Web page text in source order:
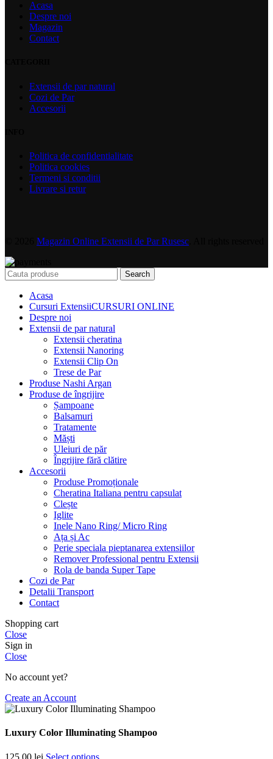
Acasa
Despre noi
Magazin
Contact
Extensii de par natural
Cozi de Par
Accesorii
Politica de confidentialitate
Politica cookies
Termeni si conditii
Livrare si retur
Magazin Online Extensii de Par Rusesc
Search
Acasa
Cursuri ExtensiiCURSURI ONLINE
Despre noi
Extensii de par natural
Extensii cheratina
Extensii Nanoring
Extensii Clip On
Trese de Par
Produse Nashi Argan
Produse de îngrijire
Șampoane
Balsamuri
Tratamente
Măști
Uleiuri de păr
Îngrijire fără clătire
Accesorii
Produse Promoționale
Cheratina Italiana pentru capsulat
Clește
Iglite
Inele Nano Ring/ Micro Ring
Ața și Ac
Perie speciala pieptanarea extensiilor
Remover Professional pentru Extensii
Rola de banda Super Tape
Cozi de Par
Detalii Transport
Contact
Shopping cart
Close
Sign in
Close
No account yet?
Create an Account
Luxury Color Illuminating Shampoo
125,00 lei Select options